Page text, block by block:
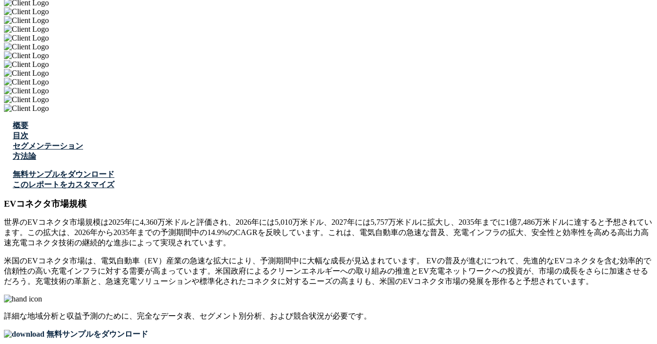
概要
目次
セグメンテーション
方法論
無料サンプルをダウンロード
このレポートをカスタマイズ
EVコネクタ市場規模
世界のEVコネクタ市場規模は2025年に4,360万米ドルと評価され、2026年には5,010万米ドル、2027年には5,757万米ドルに拡大し、2035年までに1億7,486万米ドルに達すると予想されてい
ます。この拡大は、2026年から2035年までの予測期間中の14.9%のCAGRを反映しています。これは、電気自動車の急速な普及、充電インフラの拡大、安全性と効率性を高める高出力高
速充電コネクタ技術の継続的な進歩によって実現されています。
米国のEVコネクタ市場は、電気自動車（EV）産業の急速な拡大により、予測期間中に大幅な成長が見込まれています。 EVの普及が進むにつれて、先進的なEVコネクタを含む効率的で
信頼性の高い充電インフラに対する需要が高まっています。米国政府によるクリーンエネルギーへの取り組みの推進とEV充電ネットワークへの投資が、市場の成長をさらに加速させる
だろう。充電技術の革新と、急速充電ソリューションや標準化されたコネクタに対するニーズの高まりも、米国のEVコネクタ市場の発展を形作ると予想されています。
詳細な地域分析と収益予測のために、 完全なデータ表、セグメント別分析、および競合状況が必要です。
無料サンプルをダウンロード